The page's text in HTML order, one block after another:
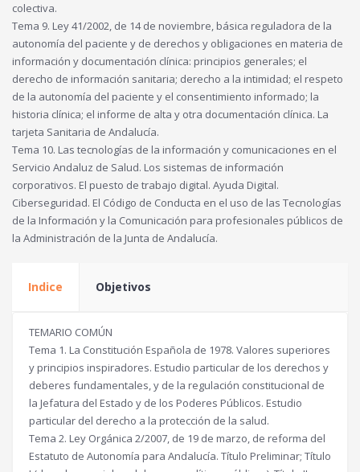
colectiva.
Tema 9. Ley 41/2002, de 14 de noviembre, básica reguladora de la
autonomía del paciente y de derechos y obligaciones en materia de
información y documentación clínica: principios generales; el
derecho de información sanitaria; derecho a la intimidad; el respeto
de la autonomía del paciente y el consentimiento informado; la
historia clínica; el informe de alta y otra documentación clínica. La
tarjeta Sanitaria de Andalucía.
Tema 10. Las tecnologías de la información y comunicaciones en el
Servicio Andaluz de Salud. Los sistemas de información
corporativos. El puesto de trabajo digital. Ayuda Digital.
Ciberseguridad. El Código de Conducta en el uso de las Tecnologías
de la Información y la Comunicación para profesionales públicos de
la Administración de la Junta de Andalucía.
Indice Objetivos
TEMARIO COMÚN
Tema 1. La Constitución Española de 1978. Valores superiores
y principios inspiradores. Estudio particular de los derechos y
deberes fundamentales, y de la regulación constitucional de
la Jefatura del Estado y de los Poderes Públicos. Estudio
particular del derecho a la protección de la salud.
Tema 2. Ley Orgánica 2/2007, de 19 de marzo, de reforma del
Estatuto de Autonomía para Andalucía. Título Preliminar; Título